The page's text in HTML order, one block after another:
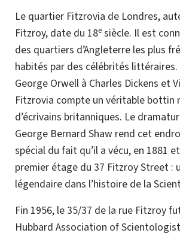
Le quartier Fitzrovia de Londres,
Fitzroy, date du 18e siècle. Il est
des quartiers d’Angleterre les plus
habités par des célébrités littéraires.
George Orwell à Charles Dickens et
Fitzrovia compte un véritable bottin
d’écrivains britanniques. Le
George Bernard Shaw rend cet
spécial du fait qu’il a vécu, en 1881
premier étage du 37 Fitzroy Street :
légendaire dans l’histoire de la
Fin 1956, le 35/37 de la rue Fitzroy
Hubbard Association of